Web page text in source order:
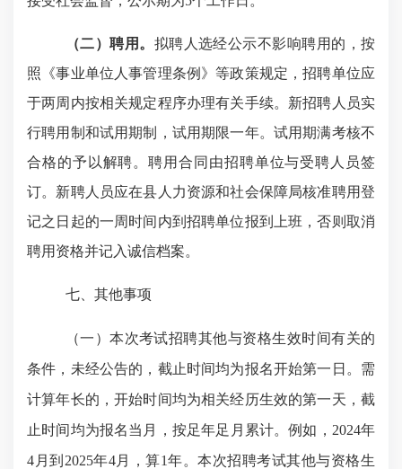
（二）聘用。 拟聘人选经公示不影响聘用的，按
照《事业单位人事管理条例》等政策规定，招聘单位应
于两周内按相关规定程序办理有关手续。新招聘人员实
行聘用制和试用期制，试用期限一年。试用期满考核不
合格的予以解聘。聘用合同由招聘单位与受聘人员签
订。新聘人员应在县人力资源和社会保障局核准聘用登
记之日起的一周时间内到招聘单位报到上班，否则取消
聘用资格并记入诚信档案。
七、其他事项
（一）本次考试招聘其他与资格生效时间有关的
条件，未经公告的，截止时间均为报名开始第一日。需
计算年长的，开始时间均为相关经历生效的第一天，截
止时间均为报名当月，按足年足月累计。例如， 2024年
4月到2025年4月，算1年。本次招聘考试其他与资格生